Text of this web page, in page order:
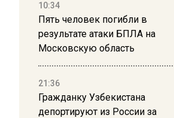
10:34
Пять человек погибли в
результате атаки БПЛА на
Московскую область
21:36
Гражданку Узбекистана
депортируют из России за